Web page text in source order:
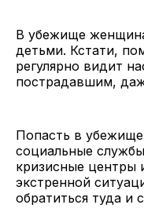
В убежище
детьми. Кстати,
регулярно видит
пострадавшим,
Попасть в
социальные
кризисные центры
экстренной
обратиться туда и